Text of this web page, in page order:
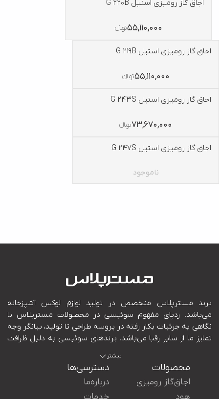
اجاق گاز رومیزی استیل G 220B
55,110,000تومانءءء
اجاق گاز رومیزی استیل G 219B
55,110,000تومانءءء
اجاق گاز رومیزی استیل G 243S
73,670,000تومانءءء
اجاق گاز رومیزی استیل G 247S
ناموجود
بیشتر
محصولات
اجاق‌گاز رومیزی
دسترسی‌ها
درباره‌ما